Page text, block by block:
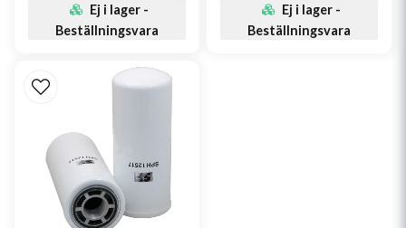
Ej i lager -
Beställningsvara
Ej i lager -
Beställningsvara